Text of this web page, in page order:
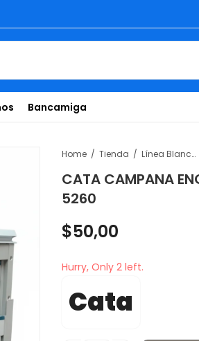
Bancamiga
Home Tienda Línea Blanca
CATA CAMPANA
5260
$50,00
Hurry, Only 2 left.
Cata